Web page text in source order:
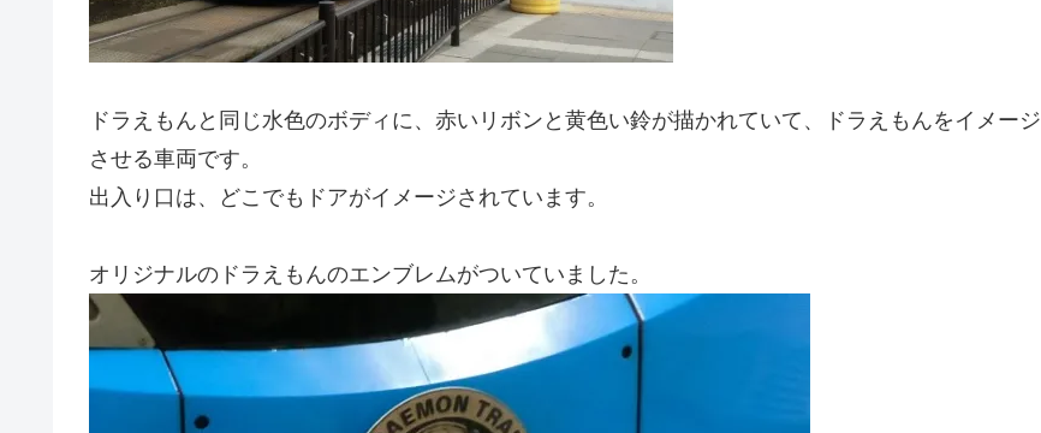
ドラえもんと同じ水色のボディに、赤いリボンと黄色い鈴が描かれていて、ドラえもんをイメージ
させる車両です。
出入り口は、どこでもドアがイメージされています。
オリジナルのドラえもんのエンブレムがついていました。